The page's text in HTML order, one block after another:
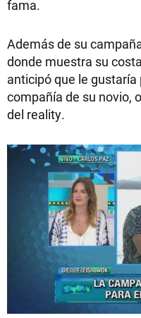
fama.
Además de su
donde muestra su
anticipó que le
compañía de su novio,
del reality.